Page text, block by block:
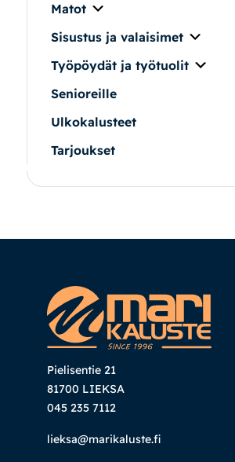
Valaisimet
Vuodesohvat
Senioreille
Matot
Sisustus ja valaisimet
Työpöydät ja työtuolit
Senioreille
Ulkokalusteet
Tarjoukset
Pielisentie 21
81700 LIEKSA
045 235 7112
lieksa@marikaluste.fi